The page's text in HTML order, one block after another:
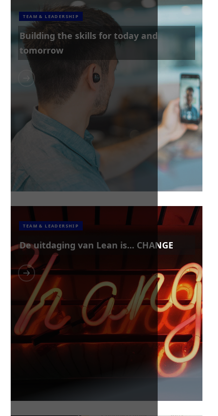
TEAM & LEADERSHIP
Building the skills for today and
tomorrow
TEAM & LEADERSHIP
De uitdaging van Lean is... CHANGE